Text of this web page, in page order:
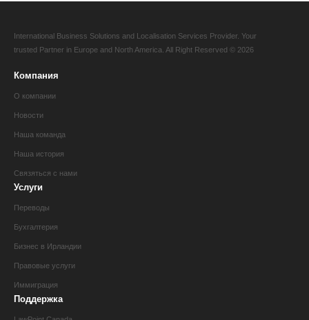
International Business Solutions and Localisation Services Provider. Your
trusted Partner in Europe and North America. All Right Reserved © 2026
Компания
О компании
Новости
Наша команда
Наша история
Связяться с нами
Услуги
Переводы
Бухгалтерия
Бизнес в Ирландии
Правовые услуги
Иммиграция
Поддержка